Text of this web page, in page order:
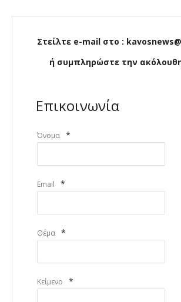
Στείλτε e-mail στο :
ή συμπληρώστε την
Επικοινωνία
Όνομα *
Email *
Θέμα *
Κείμενο *